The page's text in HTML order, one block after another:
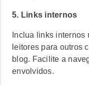
5. Links internos
Inclua links
leitores para outros
blog. Facilite a
envolvidos.